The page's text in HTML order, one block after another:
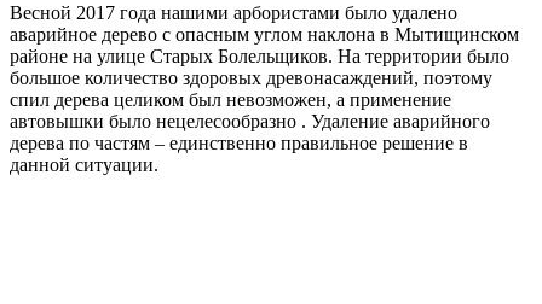
Весной 2017 года нашими арбористами было удалено
аварийное дерево с опасным углом наклона в Мытищинском
районе на улице Старых Болельщиков. На территории было
большое количество здоровых древонасаждений, поэтому
спил дерева целиком был невозможен, а применение
автовышки было нецелесообразно . Удаление аварийного
дерева по частям – единственно правильное решение в
данной ситуации.